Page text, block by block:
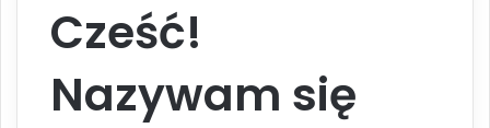
Cześć!
Nazywam się